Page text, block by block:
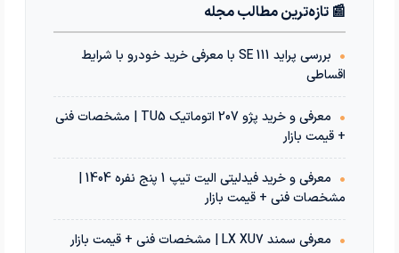
📰 تازه‌ترین مطالب مجله
•
بررسی پراید 111 SE با معرفی خرید خودرو با شرایط
اقساطی
•
معرفی و خرید پژو 207 اتوماتیک TU5 | مشخصات فنی
+ قیمت بازار
•
معرفی و خرید فیدلیتی الیت تیپ 1 پنج نفره 1404 |
مشخصات فنی + قیمت بازار
•
معرفی سمند LX XU7 | مشخصات فنی + قیمت بازار